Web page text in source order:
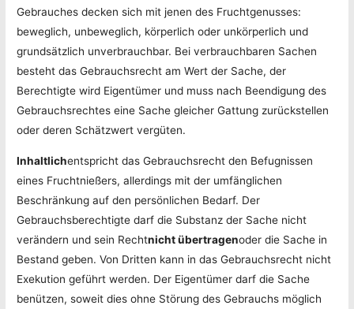
Gebrauches decken sich mit jenen des Fruchtgenusses:
beweglich, unbeweglich, körperlich oder unkörperlich und
grundsätzlich unverbrauchbar. Bei verbrauchbaren Sachen
besteht das Gebrauchsrecht am Wert der Sache, der
Berechtigte wird Eigentümer und muss nach Beendigung des
Gebrauchsrechtes eine Sache gleicher Gattung zurückstellen
oder deren Schätzwert vergüten.
Inhaltlichentspricht das Gebrauchsrecht den Befugnissen
eines Fruchtnießers, allerdings mit der umfänglichen
Beschränkung auf den persönlichen Bedarf. Der
Gebrauchsberechtigte darf die Substanz der Sache nicht
verändern und sein Rechtnicht übertragenoder die Sache in
Bestand geben. Von Dritten kann in das Gebrauchsrecht nicht
Exekution geführt werden. Der Eigentümer darf die Sache
benützen, soweit dies ohne Störung des Gebrauchs möglich